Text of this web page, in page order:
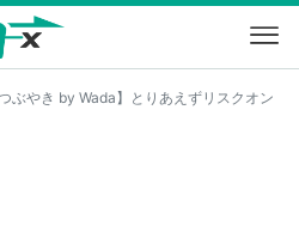
つぶやき by Wada】とりあえずリスクオン